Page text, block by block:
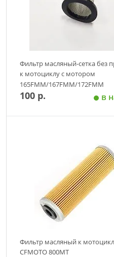
Фильтр масляный-сетка без
к мотоциклу с мотором
165FMM/167FMM/172FMM
100 р. в
Фильтр масляный к
CFMOTO 800MT